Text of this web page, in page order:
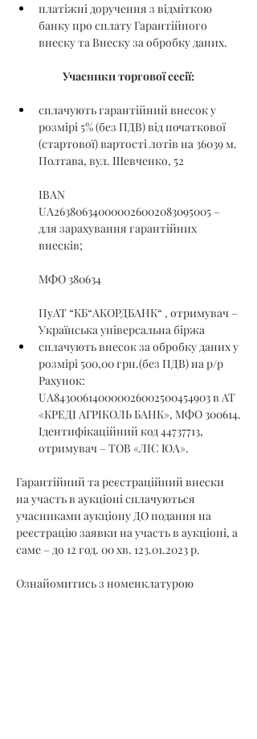
платіжні доручення з відміткою
банку про сплату Гарантійного
внеску та Внеску за обробку даних.
Учасники торгової сесії:
сплачують гарантійний внесок у
розмірі 5% (без ПДВ) від початкової
(стартової) вартості лотів на 36039 м.
Полтава, вул. Шевченко, 52
IBAN
UA263806340000026002083095005 –
для зарахування гарантійних
внесків;
МФО 380634
ПуАТ “КБ“АКОРДБАНК“ , отримувач –
Українська універсальна біржа
сплачують внесок за обробку даних у
розмірі 500,00 грн.(без ПДВ) на р/р
Рахунок:
UA843006140000026002500454903 в АТ
«КРЕДІ АГРІКОЛЬ БАНК», МФО 300614.
Ідентифікаційний код 44737713,
отримувач – ТОВ «ЛІС ЮА».
Гарантійний та реєстраційний внески
на участь в аукціоні сплачуються
учасниками аукціону ДО подання на
реєстрацію заявки на участь в аукціоні, а
саме – до 12 год. 00 хв. 123.01.2023 р.
Ознайомитись з номенклатурою